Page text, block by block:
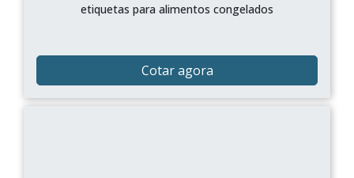
etiquetas para alimentos congelados
Cotar agora